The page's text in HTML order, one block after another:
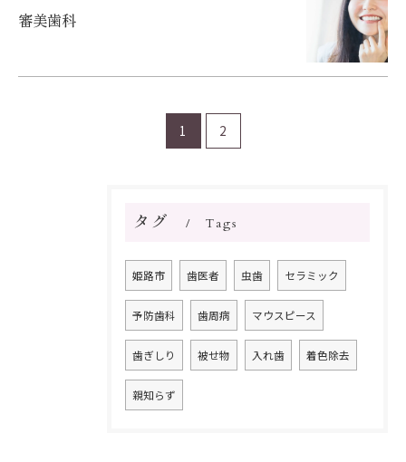
審美歯科
1 2
タグ Tags
姫路市 歯医者 虫歯 セラミック
予防歯科 歯周病 マウスピース
歯ぎしり 被せ物 入れ歯 着色除去
親知らず